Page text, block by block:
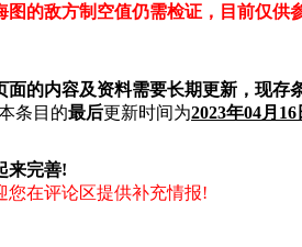
图的敌方制空值仍需检证，目前仅供
面的内容及资料需要长期更新，现存
条目的最后更新时间为2023年04月16
来完善!
您在评论区提供补充情报!